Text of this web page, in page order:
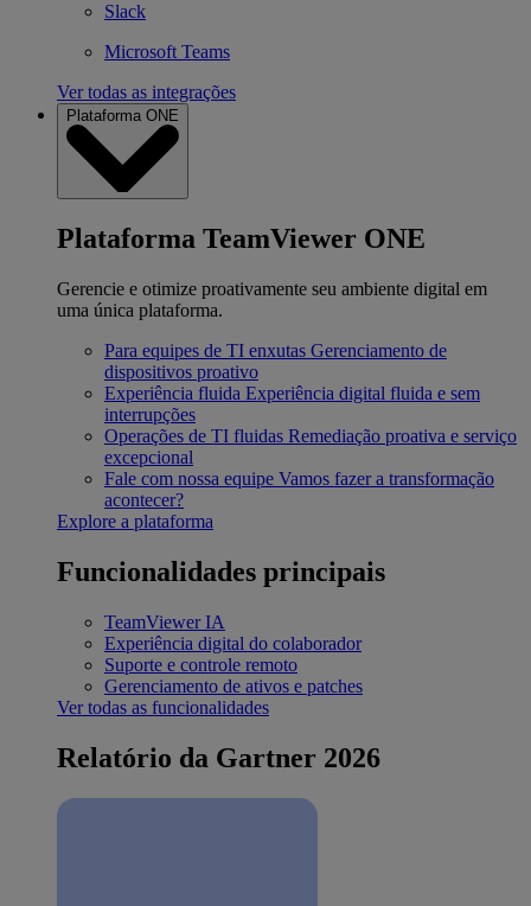
Slack
Microsoft Teams
Ver todas as integrações
Plataforma ONE
Plataforma TeamViewer ONE
Gerencie e otimize proativamente seu ambiente digital em
uma única plataforma.
Para equipes de TI enxutas Gerenciamento de
dispositivos proativo
Experiência fluida Experiência digital fluida e sem
interrupções
Operações de TI fluidas Remediação proativa e serviço
excepcional
Fale com nossa equipe Vamos fazer a transformação
acontecer?
Explore a plataforma
Funcionalidades principais
TeamViewer IA
Experiência digital do colaborador
Suporte e controle remoto
Gerenciamento de ativos e patches
Ver todas as funcionalidades
Relatório da Gartner 2026